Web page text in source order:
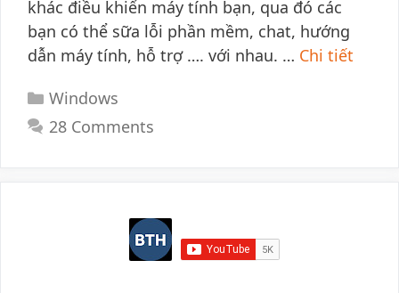
khác điều khiển máy tính bạn, qua đó các
bạn có thể sữa lỗi phần mềm, chat, hướng
dẫn máy tính, hỗ trợ …. với nhau. … Chi tiết
Categories
Windows
28 Comments